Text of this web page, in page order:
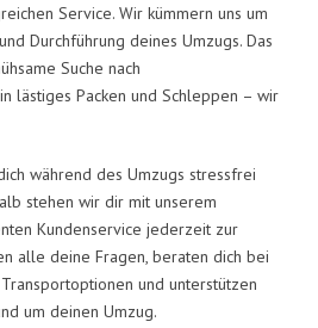
Service. Wir kümmern uns um
Durchführung deines Umzugs. Das
Suche nach
lästiges Packen und Schleppen – wir
während des Umzugs stressfrei
stehen wir dir mit unserem
Kundenservice jederzeit zur
alle deine Fragen, beraten dich bei
und unterstützen
um deinen Umzug.